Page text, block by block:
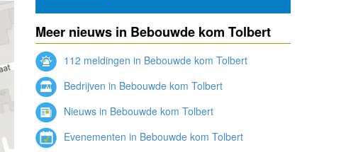
Meer nieuws in Bebouwde kom Tolbert
112 meldingen in Bebouwde kom Tolbert
Bedrijven in Bebouwde kom Tolbert
Nieuws in Bebouwde kom Tolbert
Evenementen in Bebouwde kom Tolbert